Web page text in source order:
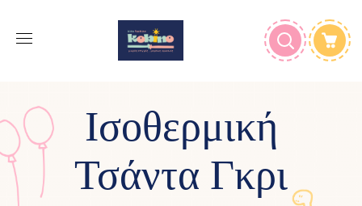
Ισοθερμική
Τσάντα Γκρι